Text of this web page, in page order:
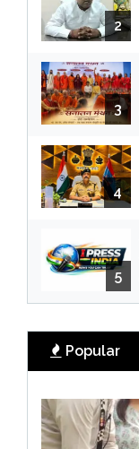
2
3
4
5
Popular